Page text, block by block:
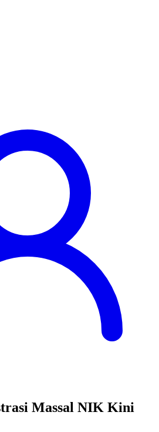
Massal NIK Kini